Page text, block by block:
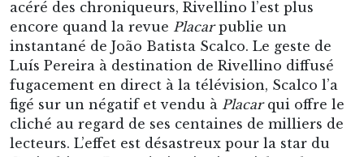
photo aggrave encore son statut et le relègue au
rang de paria. Sous la pression de latorcida
président Vicente Matheus lâche Rivellino et le
cède à Fluminense dès le mois suivant,
illustrant ce que Giuliano da Empoli décrira
plus tard dans d’autres circonstances comme
étant la mise à mort d’un puissant pour
consoler la multitude de sa médiocrité[1].